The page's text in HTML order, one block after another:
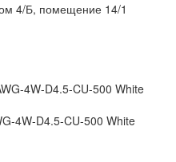
4/Б, помещение 14/1
4W-D4.5-CU-500 White
4W-D4.5-CU-500 White